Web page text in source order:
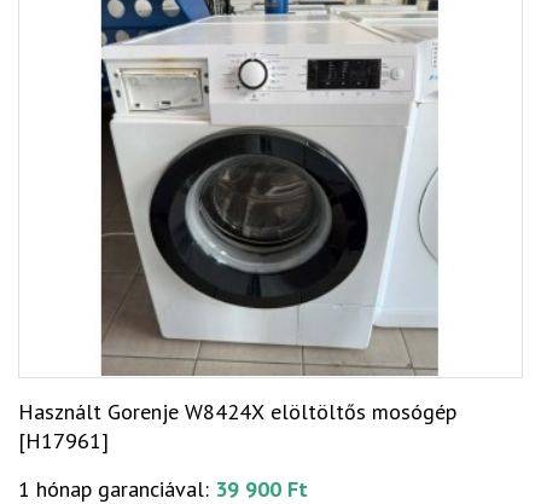
Használt Gorenje W8424X elöltöltős mosógép
[H17961]
1 hónap garanciával: 39 900 Ft